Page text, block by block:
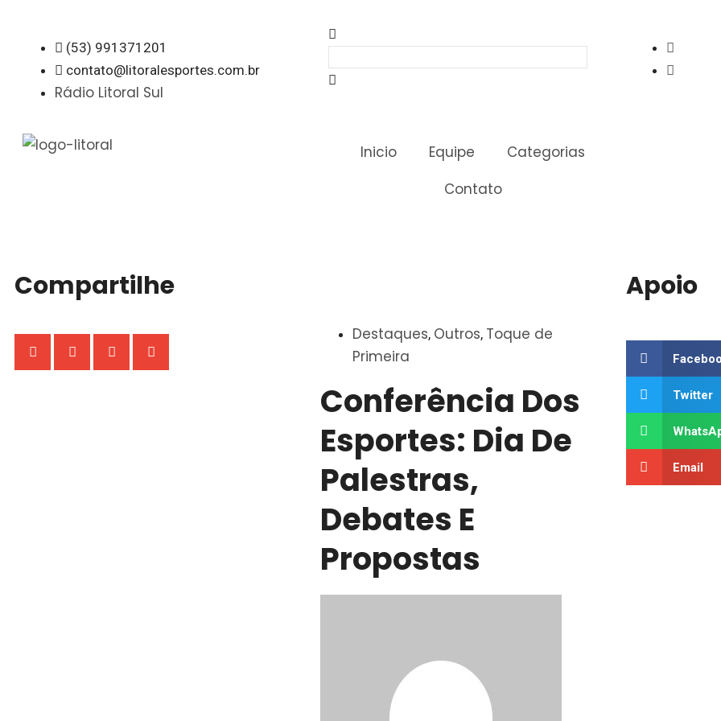
(53) 991371201
contato@litoralesportes.com.br
Rádio Litoral Sul
Inicio Equipe
Categorias
Contato
Compartilhe
Destaques, Outros, Toque de
Primeira
Conferência Dos
Esportes: Dia De
Palestras,
Debates E
Propostas
Apoio
Twitter
Email